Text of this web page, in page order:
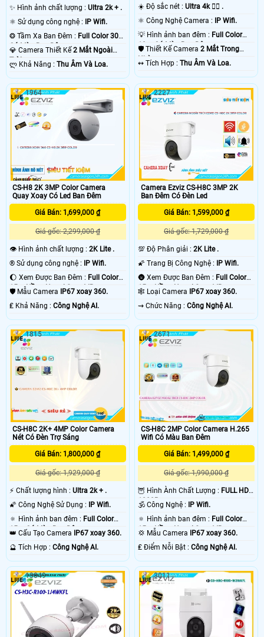
✨ Hình ảnh chất lượng : Ultra 2k + .
⚛️ Sử dụng công nghệ :
IP Wifi.
❂ Tầm Xa Ban Đêm : Full Color 30m
Có Màu Ban Ðêm.
💎 Camera Thiết Kế 2 Mắt Ngoài
Trời.
️ლ Khả Năng : Thu Âm Và Loa.
☀️ Độ sắc nét :Ultra 4k 👍🏾 .
⚛️ Công Nghệ Camera : IP Wifi.
💡 Hình ảnh ban đêm : Full Color
10m Có Màu Ban Ðêm.
🛡 Thiết Kế Camera2 Mắt Trong
Nhà.
️↭ Tích Hợp :Thu Âm Và Loa.
CS-H8 2K 3MP Color Camera
Quay Xoay Có Led Ban Đêm
Giá Bán: 1,699,000 ₫
Giá gốc: 2,299,000 ₫
👁 Hình ảnh chất lượng : 2K Lite .
®️ Sử dụng công nghệ :
IP Wifi.
🌔 Xem Được Ban Đêm : Full Color
15m Hồng Ngoại Smart IR.
🛡 Mẫu Camera
IP67 xoay 360.
️₤ Khả Năng : Công Nghệ AI.
1964
Camera Ezviz CS-H8C 3MP 2K
Ban Đêm Có Đèn Led
Giá Bán: 1,599,000 ₫
Giá gốc: 1,729,000 ₫
💯 Độ Phân giải :2K Lite .
🌠 Trang Bị Công Nghệ :
IP Wifi.
🌚 Xem Được Ban Đêm : Full Color
15m Hồng Ngoại Smart IR.
🕸️ Loại Camera
IP67 xoay 360.
️⇝ Chức Năng :Công Nghệ AI.
2227
CS-H8C 2K+ 4MP Color Camera
Nét Có Đèn Trợ Sáng
Giá Bán: 1,800,000 ₫
Giá gốc: 1,929,000 ₫
️⚡ Chất lượng hình : Ultra 2k + .
🌠 Công Nghệ Sử Dụng :
IP Wifi.
🔅 Hình ảnh ban đêm : Full Color
15m Có Màu Ban Ðêm.
👑 Cấu Tạo Camera
IP67 xoay 360.
️🔮 Tích Hợp : Công Nghệ AI.
1815
CS-H8C 2MP Color Camera H.265
Wifi Có Màu Ban Đêm
Giá Bán: 1,499,000 ₫
Giá gốc: 1,990,000 ₫
🦉 Hình Ành Chất Lượng : FULL HD
1080P .
🕉️ Công Nghệ :
IP Wifi.
🔅 Hình ảnh ban đêm : Full Color
15m Hồng Ngoại Smart IR.
💢 Mẫu Camera
IP67 xoay 360.
️₤ Điểm Nỗi Bật :Công Nghệ AI.
2671
13049 3011